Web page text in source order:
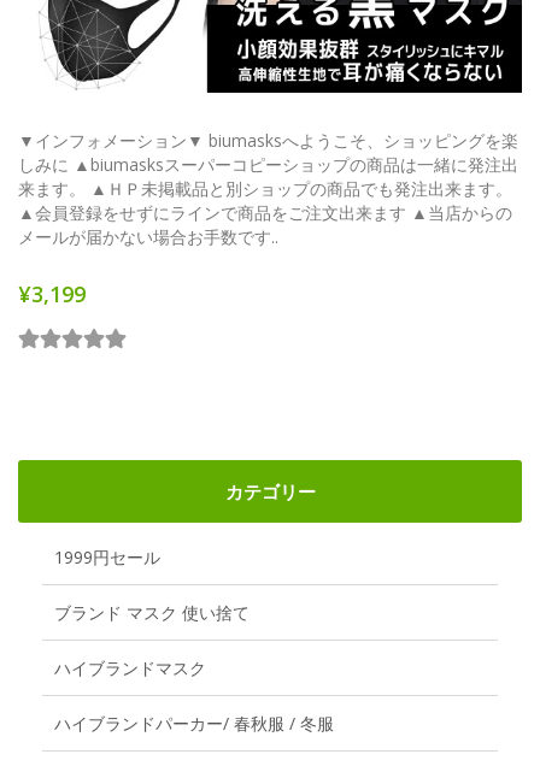
カテゴリー
1999円セール
ブランド マスク 使い捨て
ハイブランドマスク
ハイブランドパーカー/ 春秋服 / 冬服
▼インフォメーション▼ biumasksへようこそ、ショッピングを楽
しみに ▲biumasksスーパーコピーショップの商品は一緒に発注出
来ます。 ▲ＨＰ未掲載品と別ショップの商品でも発注出来ます。
▲会員登録をせずにラインで商品をご注文出来ます ▲当店からの
メールが届かない場合お手数です..
¥3,199